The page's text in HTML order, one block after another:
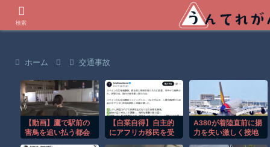
ホーム 交通事故
【動画】鷹で駅前の
害鳥を追い払う都会
【自業自得】自主的
にアフリカ移民を受
A380が着陸直前に揚
力を失い激しく接地
検索